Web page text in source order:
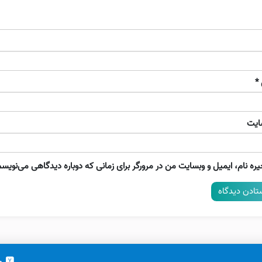
*
نام، ایمیل و وبسایت من در مرورگر برای زمانی که دوباره دیدگاهی